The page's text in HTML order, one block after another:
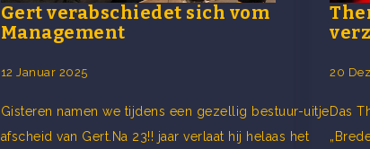
Gert verabschiedet sich vom
Management
12 Januar 2025
Gisteren namen we tijdens een gezellig bestuur-uitje
afscheid van Gert.Na 23!! jaar verlaat hij helaas het
20
Das